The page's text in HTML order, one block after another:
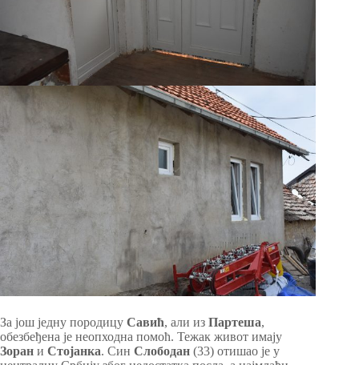
За још једну породицу Савић, али из Партеша,
обезбеђена је неопходна помоћ. Тежак живот имају
Зоран и Стојанка. Син Слободан (33) отишао је у